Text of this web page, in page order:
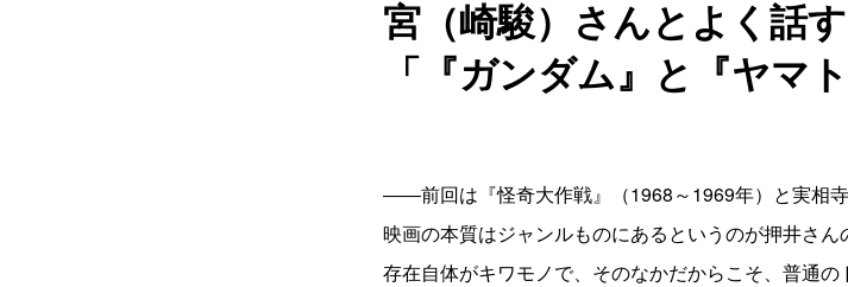
宮（崎駿）さんとよく話
「『ガンダム』と『ヤマ
――前回は『怪奇大作戦』（1968～1969年）と実相寺
映画の本質はジャンルものにあるというのが押井さ
存在自体がキワモノで、そのなかだからこそ、普通